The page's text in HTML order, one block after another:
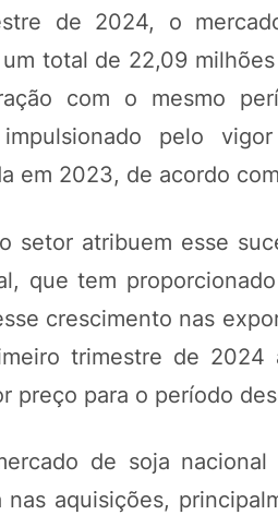
de 2024, o
total de 22,09
com o mesmo
pelo
em 2023, de acordo
setor atribuem esse
que tem
crescimento nas
trimestre de
preço para o período
de soja
nas aquisições,